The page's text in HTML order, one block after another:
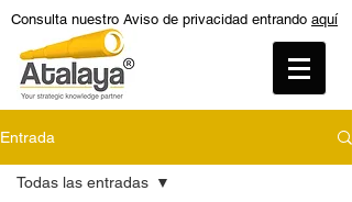
Consulta nuestro Aviso de privacidad entrando aquí
Entrada
Todas las entradas